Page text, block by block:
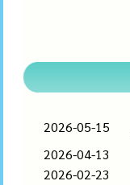
2026-05-15
2026-04-13
2026-02-23